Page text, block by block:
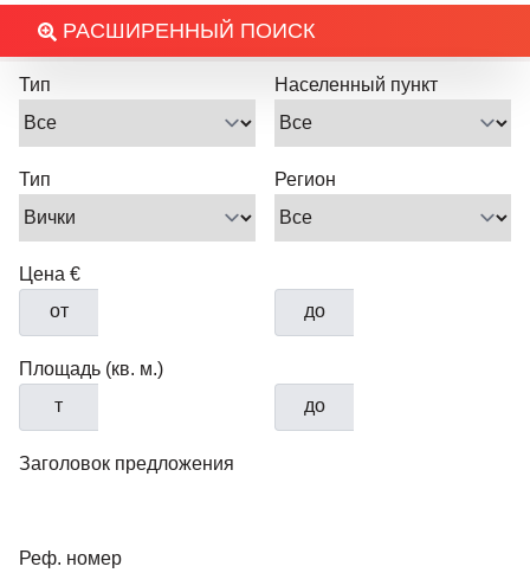
РАСШИРЕННЫЙ ПОИСК
Тип Населенный пункт
Тип Регион
Цена €
от
до
Площадь (кв. м.)
т
до
Заголовок предложения
Реф. номер